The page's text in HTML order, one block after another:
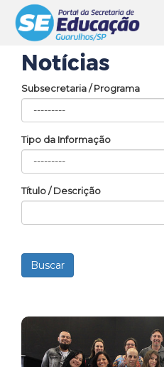
Notícias
Subsecretaria / Programa
Tipo da Informação
Título / Descrição